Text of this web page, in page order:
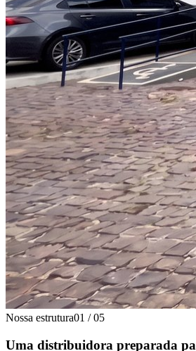
Nossa estrutura01 / 05
Uma distribuidora preparada